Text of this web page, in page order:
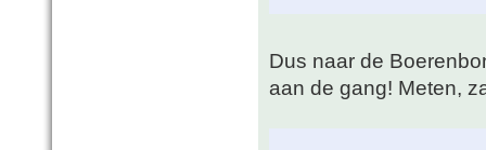
Dus naar de
aan de gang! Meten,